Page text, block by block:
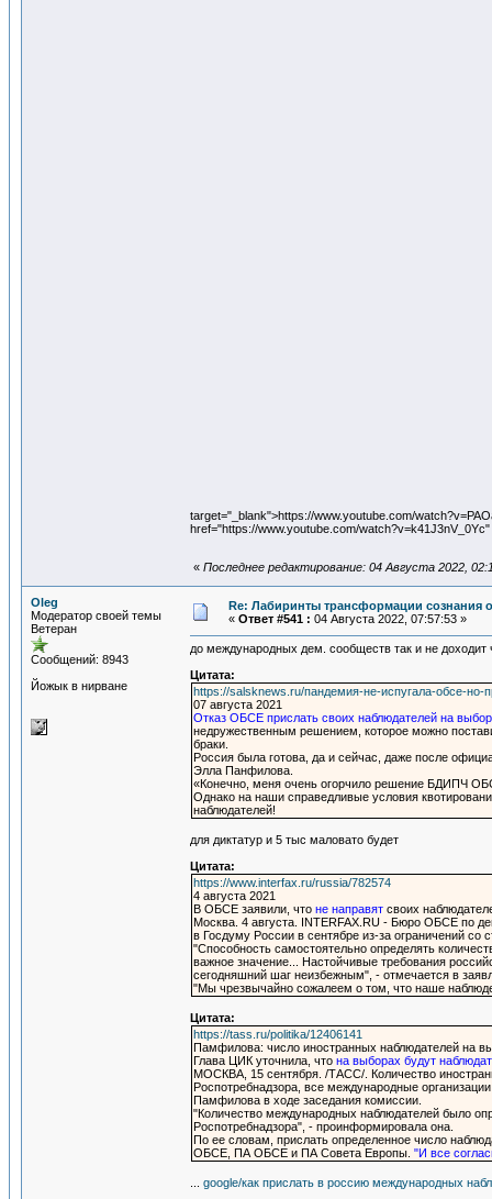
target="_blank">https://www.youtube.com/
href="https://www.youtube.com/
« Последнее редактирование: 04 Августа 2022,
Oleg
Модератор своей темы
Ветеран
Сообщений: 8943
Йожык в нирване
Re: Лабиринты трансформации сознания
« Ответ #541 : 04 Августа 2022, 07:57:53 »
до международных дем. сообществ так и не доходит
Цитата:
https://salsknews.ru/пандемия-не-испугала-обсе-но-
07 августа 2021
Отказ ОБСЕ прислать своих наблюдателей на
недружественным решением, которое можно
браки.
Россия была готова, да и сейчас, даже после
Элла Панфилова.
«Конечно, меня очень огорчило решение БДИПЧ
Однако на наши справедливые условия
наблюдателей!
для диктатур и 5 тыс маловато будет
Цитата:
https://www.interfax.ru/russia/782574
4 августа 2021
В ОБСЕ заявили, что не направят своих
Москва. 4 августа. INTERFAX.RU - Бюро ОБСЕ по
в Госдуму России в сентябре из-за ограничений
"Способность самостоятельно определять
важное значение... Настойчивые требования
сегодняшний шаг неизбежным", - отмечается в
"Мы чрезвычайно сожалеем о том, что наше
Цитата:
https://tass.ru/politika/12406141
Памфилова: число иностранных наблюдателей на
Глава ЦИК уточнила, что на выборах будут
МОСКВА, 15 сентября. /ТАСС/. Количество
Роспотребнадзора, все международные
Памфилова в ходе заседания комиссии.
"Количество международных наблюдателей было
Роспотребнадзора", - проинформировала она.
По ее словам, прислать определенное число
ОБСЕ, ПА ОБСЕ и ПА Совета Европы. "И все
google/как прислать в россию международных